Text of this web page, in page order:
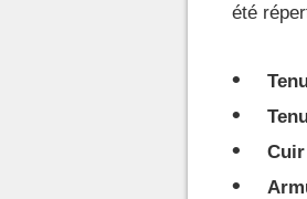
été